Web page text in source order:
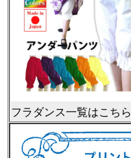
フラダンス一覧はこちら